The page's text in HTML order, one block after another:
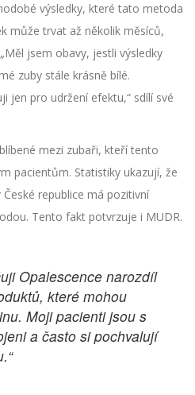
výsledky, které tato metoda
může trvat až několik měsíců,
jsem obavy, jestli výsledky
zuby stále krásně bílé.
jen pro udržení efektu,“ sdílí své
mezi zubaři, kteří tento
pacientům. Statistiky ukazují, že
republice má pozitivní
Tento fakt potvrzuje i MUDR.
Opalescence narozdíl
které mohou
Moji pacienti jsou s
a často si pochvalují